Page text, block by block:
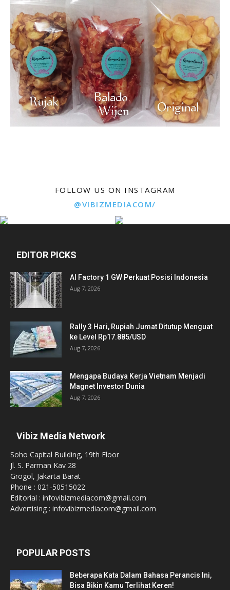
FOLLOW US ON INSTAGRAM
@VIBIZMEDIACOM/
EDITOR PICKS
AI Factory 1 GW Perkuat Posisi Indonesia
Aug 7, 2026
Rally 3 Hari, Rupiah Jumat Ditutup Menguat
ke Level Rp17.885/USD
Aug 7, 2026
Mengapa Budaya Kerja Vietnam Menjadi
Magnet Investor Dunia
Aug 7, 2026
Vibiz Media Network
Soho Capital Building, 19th Floor
Jl. S. Parman Kav 28
Grogol, Jakarta Barat
Phone : 021-50515022
Editorial : infovibizmediacom@gmail.com
Advertising : infovibizmediacom@gmail.com
POPULAR POSTS
Beberapa Kata Dalam Bahasa Perancis Ini,
Bisa Bikin Kamu Terlihat Keren!